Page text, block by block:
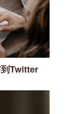
Twitter